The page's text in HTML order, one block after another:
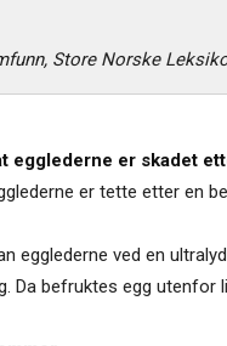
Store Norske
egglederne er skadet
er tette etter en
egglederne ved en
Da befruktes egg utenfor